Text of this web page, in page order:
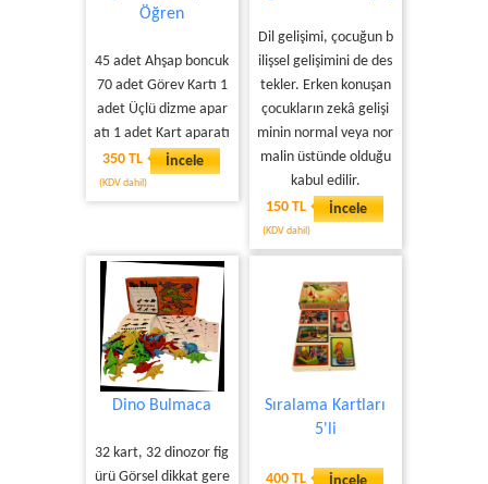
Öğren
45 adet Ahşap boncuk
70 adet Görev Kartı 1
adet Üçlü dizme apar
atı 1 adet Kart aparatı
350 TL
(KDV dahil)
İncele
Dil gelişimi, çocuğun b
ilişsel gelişimini de des
tekler. Erken konuşan
çocukların zekâ gelişi
minin normal veya nor
malin üstünde olduğu
kabul edilir.
150 TL
(KDV dahil)
İncele
Dino Bulmaca
32 kart, 32 dinozor fig
ürü Görsel dikkat gere
Sıralama Kartları
5'li
400 TL